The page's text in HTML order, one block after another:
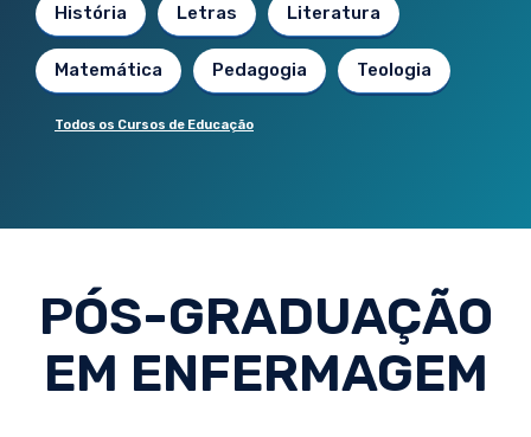
História Letras Literatura
Matemática Pedagogia Teologia
Todos os Cursos de Educação
PÓS-GRADUAÇÃO
EM ENFERMAGEM